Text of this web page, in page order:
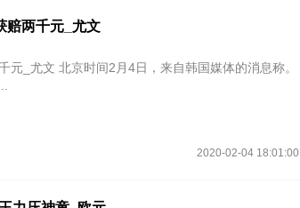
赔两千元_尤文
媒体的消息称。
2020-02-04 18:01:00